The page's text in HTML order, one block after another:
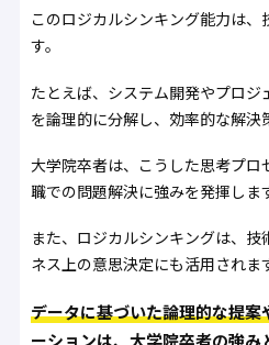
このロジカルシンキング能力は
す。
たとえば、システム開発やプロ
を論理的に分解し、効率的な解決
大学院卒者は、こうした思考プ
職での問題解決に強みを発揮しま
また、ロジカルシンキングは、
ネス上の意思決定にも活用されま
データに基づいた論理的な提
ーションは、大学院卒者の強み